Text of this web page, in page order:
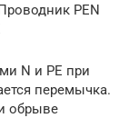
PEN
N и РЕ при
перемычка.
обрыве